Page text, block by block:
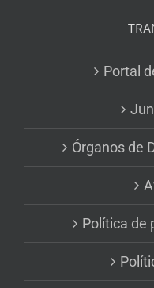
Portal
Órganos de
Política de